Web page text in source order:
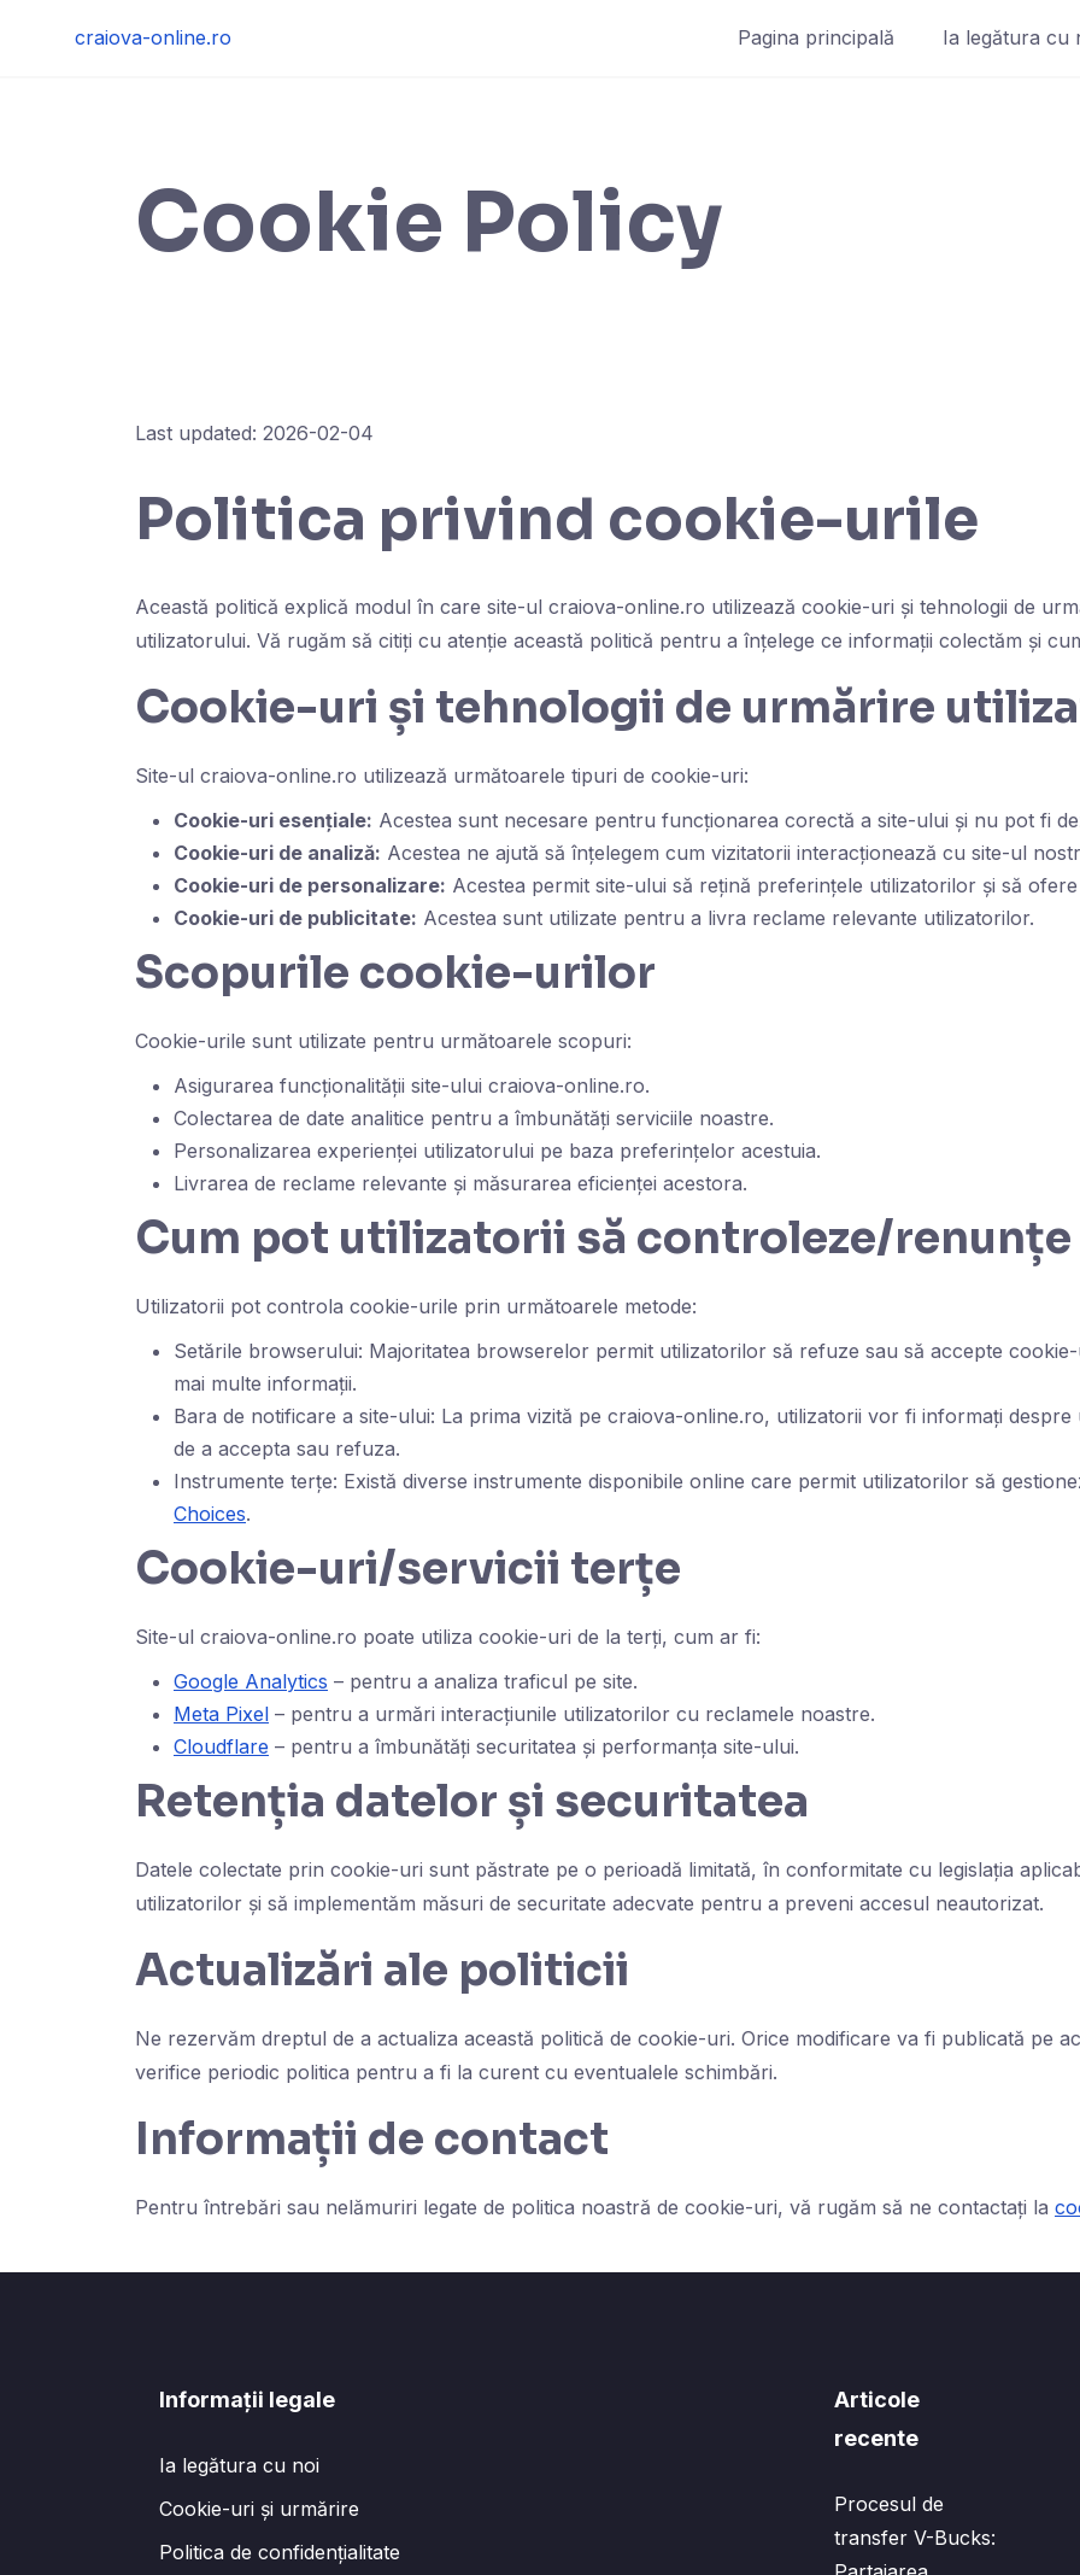
craiova-online.ro Pagina principală Ia legătura cu
Cookie Policy
Last updated: 2026-02-04
Politica privind cookie-urile
Această politică explică modul în care site-ul craiova-online.ro utilizează cookie-uri și tehnologii de
utilizatorului. Vă rugăm să citiți cu atenție această politică pentru a înțelege ce informații colectăm și
Cookie-uri și tehnologii de urmărire
Site-ul craiova-online.ro utilizează următoarele tipuri de cookie-uri:
Cookie-uri esențiale: Acestea sunt necesare pentru funcționarea corectă a site-ului și nu pot fi
Cookie-uri de analiză: Acestea ne ajută să înțelegem cum vizitatorii interacționează cu site-ul
Cookie-uri de personalizare: Acestea permit site-ului să rețină preferințele utilizatorilor și să
Cookie-uri de publicitate: Acestea sunt utilizate pentru a livra reclame relevante utilizatorilor.
Scopurile cookie-urilor
Cookie-urile sunt utilizate pentru următoarele scopuri:
Asigurarea funcționalității site-ului craiova-online.ro.
Colectarea de date analitice pentru a îmbunătăți serviciile noastre.
Personalizarea experienței utilizatorului pe baza preferințelor acestuia.
Livrarea de reclame relevante și măsurarea eficienței acestora.
Cum pot utilizatorii să controleze/renunțe
Utilizatorii pot controla cookie-urile prin următoarele metode:
Setările browserului: Majoritatea browserelor permit utilizatorilor să refuze sau să accepte
mai multe informații.
Bara de notificare a site-ului: La prima vizită pe craiova-online.ro, utilizatorii vor fi informați
de a accepta sau refuza.
Instrumente terțe: Există diverse instrumente disponibile online care permit utilizatorilor să
Choices.
Cookie-uri/servicii terțe
Site-ul craiova-online.ro poate utiliza cookie-uri de la terți, cum ar fi:
Google Analytics – pentru a analiza traficul pe site.
Meta Pixel – pentru a urmări interacțiunile utilizatorilor cu reclamele noastre.
Cloudflare – pentru a îmbunătăți securitatea și performanța site-ului.
Retenția datelor și securitatea
Datele colectate prin cookie-uri sunt păstrate pe o perioadă limitată, în conformitate cu legislația
utilizatorilor și să implementăm măsuri de securitate adecvate pentru a preveni accesul neautorizat.
Actualizări ale politicii
Ne rezervăm dreptul de a actualiza această politică de cookie-uri. Orice modificare va fi publicată pe
verifice periodic politica pentru a fi la curent cu eventualele schimbări.
Informații de contact
Pentru întrebări sau nelămuriri legate de politica noastră de cookie-uri, vă rugăm să ne contactați la
Informații legale
Ia legătura cu noi
Cookie-uri și urmărire
Politica de confidențialitate
Articole
recente
Procesul de
transfer V-Bucks: